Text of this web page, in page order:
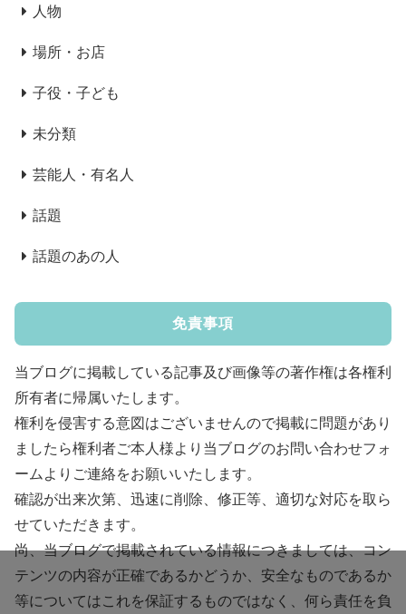
人物
場所・お店
子役・子ども
未分類
芸能人・有名人
話題
話題のあの人
免責事項
当ブログに掲載している記事及び画像等の著作権は各権利
所有者に帰属いたします。
権利を侵害する意図はございませんので掲載に問題があり
ましたら権利者ご本人様より当ブログのお問い合わせフォ
ームよりご連絡をお願いいたします。
確認が出来次第、迅速に削除、修正等、適切な対応を取ら
せていただきます。
尚、当ブログで掲載されている情報につきましては、コン
テンツの内容が正確であるかどうか、安全なものであるか
等についてはこれを保証するものではなく、何ら責任を負